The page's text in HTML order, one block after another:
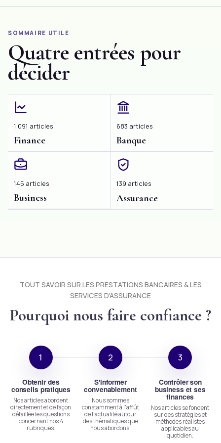
télécharger […]
financer ses
produit intérieur
SOMMAIRE UTILE
Quatre entrées pour
décider
1 091 articles
Finance
683 articles
Banque
145 articles
Business
139 articles
Assurance
TOUT SAVOIR SUR LES PRESTATIONS BANCAIRES & LES
SERVICES D'ASSURANCE
Pourquoi nous faire confiance ?
Obtenir des
conseils pratiques
Nos articles abordent
directement et de façon
détaillée les questions
concernant nos 4
rubriques.
S'informer
convenablement
Nous sommes
constamment à l'affût
de l'actualité autour
des thématiques que
nous abordons.
Contrôler son
business et ses
finances
Nos articles se fondent
sur des stratégies et
méthodes réalistes
applicables au
quotidien.